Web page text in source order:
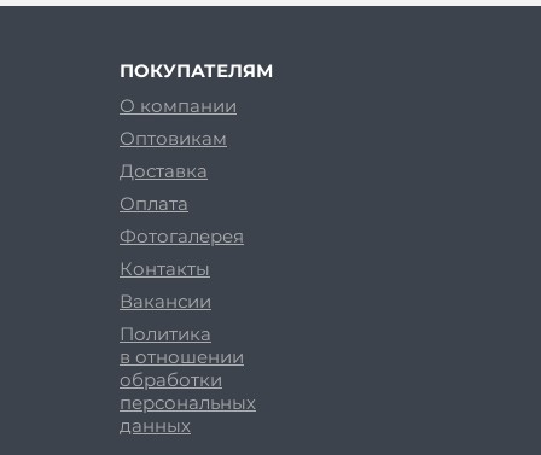
ПОКУПАТЕЛЯМ
О компании
Оптовикам
Доставка
Оплата
Фотогалерея
Контакты
Вакансии
Политика
в отношении
обработки
персональных
данных